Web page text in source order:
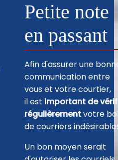
Petite note
en passant
Afin d'assurer une
communication entre
vous et votre courtier,
il est important de
régulièrementvotre
de courriers
Un bon moyen serait